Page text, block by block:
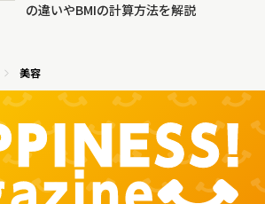
の違いやBMIの計算方法を解説
美容